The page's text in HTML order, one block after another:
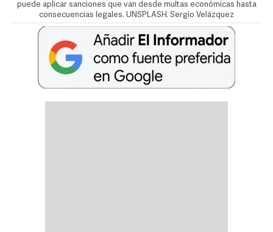
puede aplicar sanciones que van desde multas económicas hasta
consecuencias legales. UNSPLASH. Sergio Velázquez